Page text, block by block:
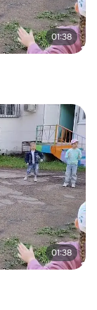
01:38
01:38